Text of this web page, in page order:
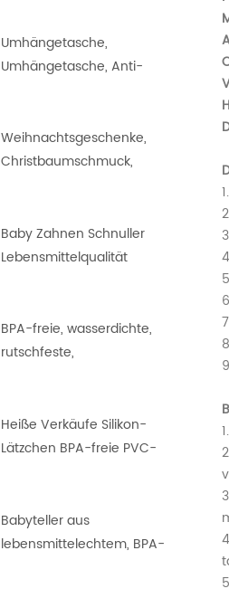
Umhängetasche,
Umhängetasche, Anti-
Prinzessinnen-Geldbörse
Weihnachtsgeschenke,
Christbaumschmuck,
Blasenspielzeug,
Dekompressions-
Baby Zahnen Schnuller
Lebensmittelqualität
BPA-freie, wasserdichte,
rutschfeste,
Heiße Verkäufe Silikon-
Lätzchen BPA-freie PVC-
Lätzchen
Babyteller aus
lebensmittelechtem, BPA-
1.